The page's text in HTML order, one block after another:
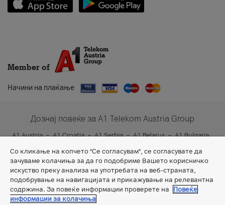
Member of
Начини на плаќање
Дознај повеќе за A1 Telekom Austria Group
A1 Austria A1 Croatia A1 Serbia A1 Belarus
A1 Bulgaria
A1 Slovenia
A1 Digital
Со кликање на копчето "Се согласувам", се согласувате да
зачуваме колачиња за да го подобриме Вашето корисничко
искуство преку анализа на употребата на веб-страната,
подобрување на навигацијата и прикажување на релевантна
содржина. За повеќе информации проверете на
Повеќе
информации за колачиња